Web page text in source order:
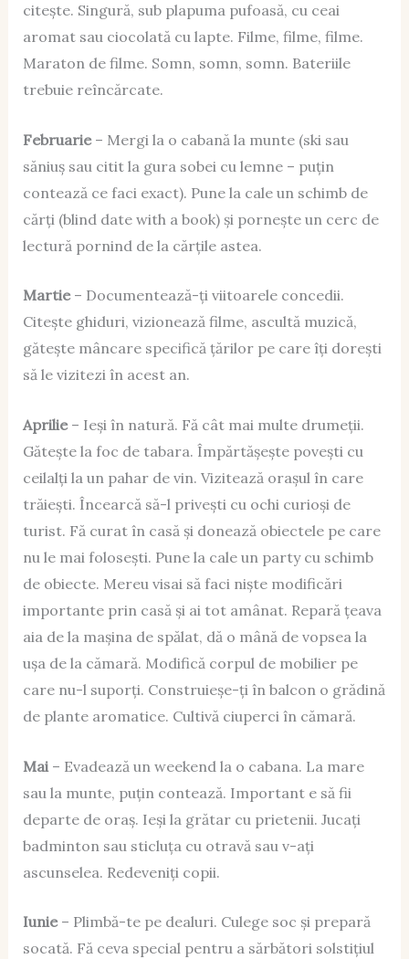
citește. Singură, sub plapuma pufoasă, cu ceai
aromat sau ciocolată cu lapte. Filme, filme, filme.
Maraton de filme. Somn, somn, somn. Bateriile
trebuie reîncărcate.
Februarie– Mergi la o cabană la munte (ski sau
săniuș sau citit la gura sobei cu lemne – puțin
contează ce faci exact). Pune la cale un schimb de
cărți (blind date with a book) și pornește un cerc de
lectură pornind de la cărțile astea.
Martie– Documentează-ți viitoarele concedii.
Citește ghiduri, vizionează filme, ascultă muzică,
gătește mâncare specifică țărilor pe care îți dorești
să le vizitezi în acest an.
Aprilie– Ieși în natură. Fă cât mai multe drumeții.
Gătește la foc de tabara. Împărtășește povești cu
ceilalți la un pahar de vin. Vizitează orașul în care
trăiești. Încearcă să-l privești cu ochi curioși de
turist. Fă curat în casă și donează obiectele pe care
nu le mai folosești. Pune la cale un party cu schimb
de obiecte. Mereu visai să faci niște modificări
importante prin casă și ai tot amânat. Repară țeava
aia de la mașina de spălat, dă o mână de vopsea la
ușa de la cămară. Modifică corpul de mobilier pe
care nu-l suporți. Construieșe-ți în balcon o grădină
de plante aromatice. Cultivă ciuperci în cămară.
Mai– Evadează un weekend la o cabana. La mare
sau la munte, puțin contează. Important e să fii
departe de oraș. Ieși la grătar cu prietenii. Jucați
badminton sau sticluța cu otravă sau v-ați
ascunselea. Redeveniți copii.
Iunie– Plimbă-te pe dealuri. Culege soc și prepară
socată. Fă ceva special pentru a sărbători solstițiul